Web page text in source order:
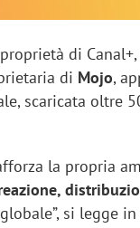
di
di Mojo,
scaricata oltre
la propria
si legge